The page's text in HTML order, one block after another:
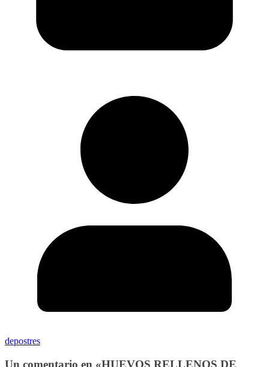
depostres
Un comentario en «HUEVOS RELLENOS DE